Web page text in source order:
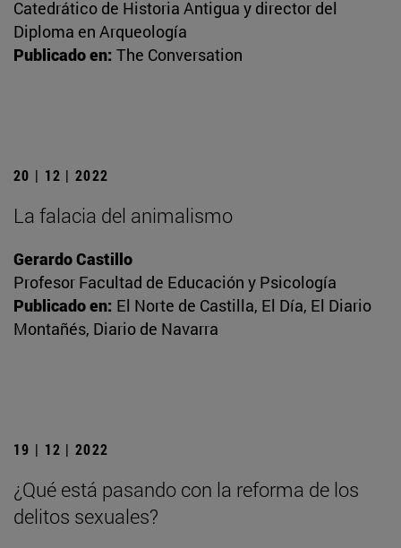
Catedrático de Historia Antigua y director del
Diploma en Arqueología
Publicado en: The Conversation
20 | 12 | 2022
La falacia del animalismo
Gerardo Castillo
Profesor Facultad de Educación y Psicología
Publicado en: El Norte de Castilla, El Día, El Diario
Montañés, Diario de Navarra
19 | 12 | 2022
¿Qué está pasando con la reforma de los
delitos sexuales?